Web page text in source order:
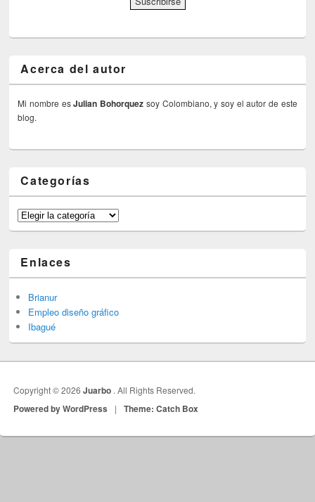
Acerca del autor
Mi nombre esJulian Bohorquez soy Colombiano, y soy el autor de este
blog.
Categorías
Categorías
Enlaces
Brianur
Empleo diseño gráfico
Ibagué
Copyright © 2026Juarbo . All Rights Reserved.
Powered by WordPress | Theme: Catch Box